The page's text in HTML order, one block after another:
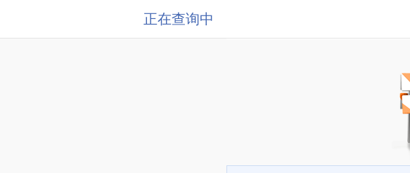
正在查询中